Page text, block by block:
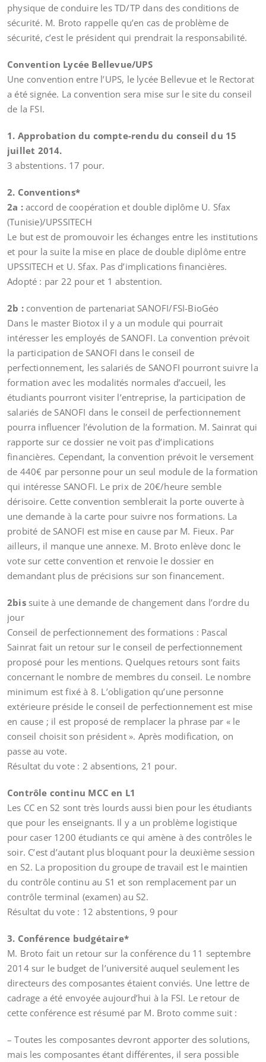
physique de conduire les TD/TP dans des conditions de
sécurité. M. Broto rappelle qu’en cas de problème de
sécurité, c’est le président qui prendrait la responsabilité.
Convention Lycée Bellevue/UPS
Une convention entre l’UPS, le lycée Bellevue et le Rectorat
a été signée. La convention sera mise sur le site du conseil
de la FSI.
1. Approbation du compte-rendu du conseil du 15
juillet 2014.
3 abstentions. 17 pour.
2. Conventions*
2a :accord de coopération et double diplôme U. Sfax
(Tunisie)/UPSSITECH
Le but est de promouvoir les échanges entre les institutions
et pour la suite la mise en place de double diplôme entre
UPSSITECH et U. Sfax. Pas d’implications financières.
Adopté : par 22 pour et 1 abstention.
2b :convention de partenariat SANOFI/FSI-BioGéo
Dans le master Biotox il y a un module qui pourrait
intéresser les employés de SANOFI. La convention prévoit
la participation de SANOFI dans le conseil de
perfectionnement, les salariés de SANOFI pourront suivre la
formation avec les modalités normales d’accueil, les
étudiants pourront visiter l’entreprise, la participation de
salariés de SANOFI dans le conseil de perfectionnement
pourra influencer l’évolution de la formation. M. Sainrat qui
rapporte sur ce dossier ne voit pas d’implications
financières. Cependant, la convention prévoit le versement
de 440€ par personne pour un seul module de la formation
qui intéresse SANOFI. Le prix de 20€/heure semble
dérisoire. Cette convention semblerait la porte ouverte à
une demande à la carte pour suivre nos formations. La
probité de SANOFI est mise en cause par M. Fieux. Par
ailleurs, il manque une annexe. M. Broto enlève donc le
vote sur cette convention et renvoie le dossier en
demandant plus de précisions sur son financement.
2bissuite à une demande de changement dans l’ordre du
jour
Conseil de perfectionnement des formations : Pascal
Sainrat fait un retour sur le conseil de perfectionnement
proposé pour les mentions. Quelques retours sont faits
concernant le nombre de membres du conseil. Le nombre
minimum est fixé à 8. L’obligation qu’une personne
extérieure préside le conseil de perfectionnement est mise
en cause ; il est proposé de remplacer la phrase par « le
conseil choisit son président ». Après modification, on
passe au vote.
Résultat du vote : 2 absentions, 21 pour.
Contrôle continu MCC en L1
Les CC en S2 sont très lourds aussi bien pour les étudiants
que pour les enseignants. Il y a un problème logistique
pour caser 1200 étudiants ce qui amène à des contrôles le
soir. C’est d’autant plus bloquant pour la deuxième session
en S2. La proposition du groupe de travail est le maintien
du contrôle continu au S1 et son remplacement par un
contrôle terminal (examen) au S2.
Résultat du vote : 12 abstentions, 9 pour
3. Conférence budgétaire*
M. Broto fait un retour sur la conférence du 11 septembre
2014 sur le budget de l’université auquel seulement les
directeurs des composantes étaient conviés. Une lettre de
cadrage a été envoyée aujourd’hui à la FSI. Le retour de
cette conférence est résumé par M. Broto comme suit :
– Toutes les composantes devront apporter des solutions,
mais les composantes étant différentes, il sera possible